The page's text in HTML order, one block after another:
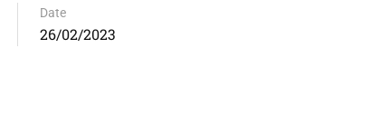
Date
26/02/2023